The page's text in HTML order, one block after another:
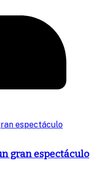
gran espectáculo